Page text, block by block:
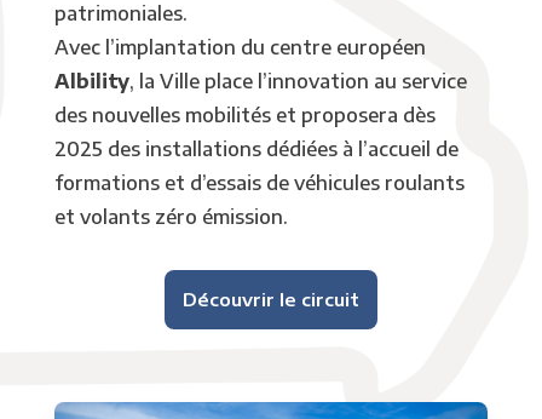
patrimoniales.
Avec l’implantation du centre européen
Albility, la Ville place l’innovation au service
des nouvelles mobilités et proposera dès
2025 des installations dédiées à l’accueil de
formations et d’essais de véhicules roulants
et volants zéro émission.
Découvrir le circuit